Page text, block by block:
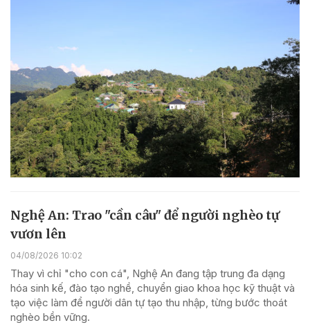
Nghệ An: Trao "cần câu" để người nghèo tự
vươn lên
04/08/2026 10:02
Thay vì chỉ "cho con cá", Nghệ An đang tập trung đa dạng
hóa sinh kế, đào tạo nghề, chuyển giao khoa học kỹ thuật và
tạo việc làm để người dân tự tạo thu nhập, từng bước thoát
nghèo bền vững.